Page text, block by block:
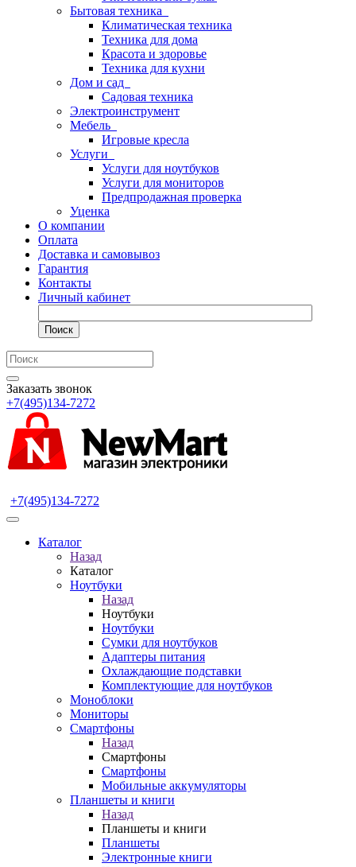
Бытовая техника
Климатическая техника
Техника для дома
Красота и здоровье
Техника для кухни
Дом и сад
Садовая техника
Электроинструмент
Мебель
Игровые кресла
Услуги
Услуги для ноутбуков
Услуги для мониторов
Предпродажная проверка
Уценка
О компании
Оплата
Доставка и самовывоз
Гарантия
Контакты
Личный кабинет
Поиск
Заказать звонок
+7(495)134-7272
+7(495)134-7272
Каталог
Назад
Каталог
Ноутбуки
Назад
Ноутбуки
Ноутбуки
Сумки для ноутбуков
Адаптеры питания
Охлаждающие подставки
Комплектующие для ноутбуков
Моноблоки
Мониторы
Смартфоны
Назад
Смартфоны
Смартфоны
Мобильные аккумуляторы
Планшеты и книги
Назад
Планшеты и книги
Планшеты
Электронные книги